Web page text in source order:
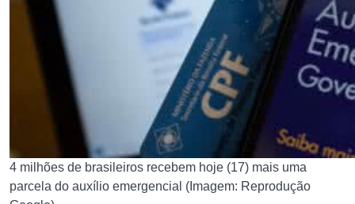
4 milhões de brasileiros recebem hoje (17) mais uma
parcela do auxílio emergencial (Imagem: Reprodução